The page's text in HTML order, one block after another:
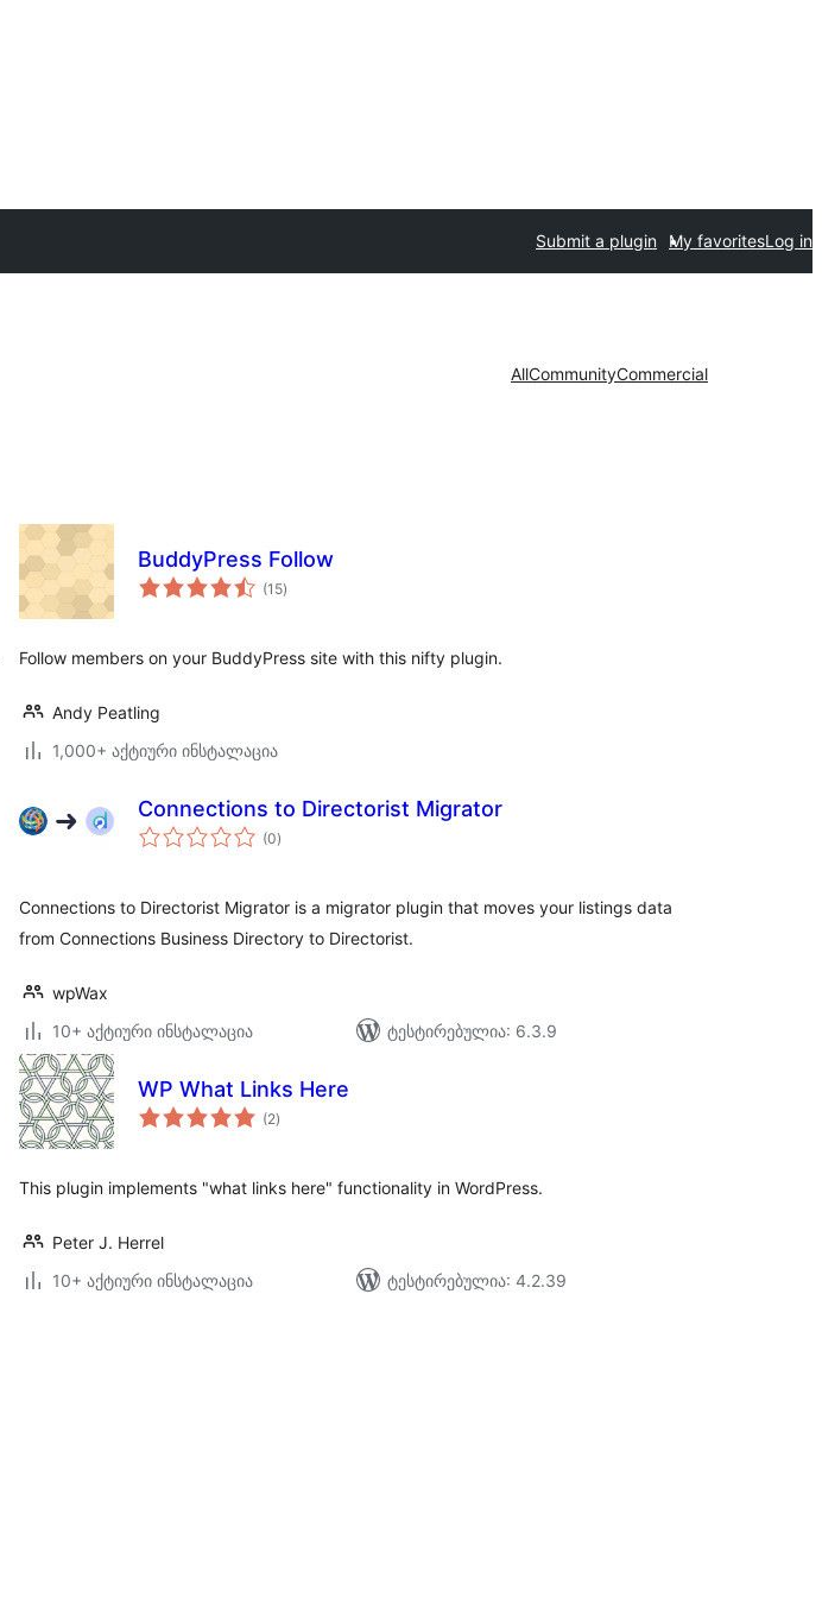
Submit a plugin My favoritesLog in
AllCommunityCommercial
BuddyPress Follow
(15საერთო
რეიტინგი
)
Follow members on your BuddyPress site with this nifty plugin.
Andy Peatling
1,000+ აქტიური ინსტალაცია
Connections to Directorist Migrator
(0საერთო
რეიტინგი
)
Connections to Directorist Migrator is a migrator plugin that moves your listings data
from Connections Business Directory to Directorist.
wpWax
10+ აქტიური ინსტალაცია
ტესტირებულია: 6.3.9
WP What Links Here
(2საერთო
რეიტინგი
)
This plugin implements "what links here" functionality in WordPress.
Peter J. Herrel
10+ აქტიური ინსტალაცია
ტესტირებულია: 4.2.39